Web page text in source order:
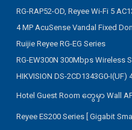
RG-RAP52-OD, Reyee Wi-Fi 5
4 MP AcuSense Vandal Fixed
Ruijie Reyee RG-EG Series
RG-EW300N 300Mbps Wireless
HIKVISION DS-2CD1343G0-I(UF)
Hotel Guest Room တွေမှာ Wall
Reyee ES200 Series [ Gigabit